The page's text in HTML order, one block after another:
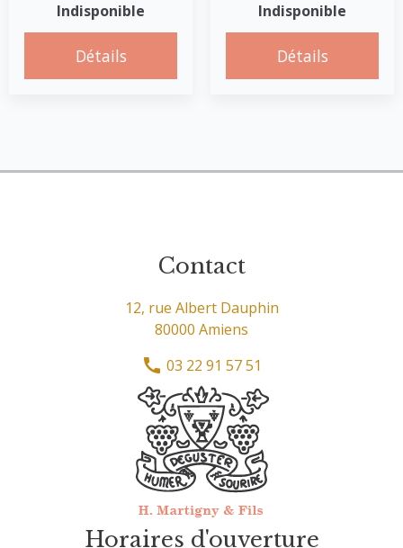
Indisponible
Détails
Indisponible
Détails
Contact
12, rue Albert Dauphin
80000 Amiens
03 22 91 57 51
Horaires d'ouverture